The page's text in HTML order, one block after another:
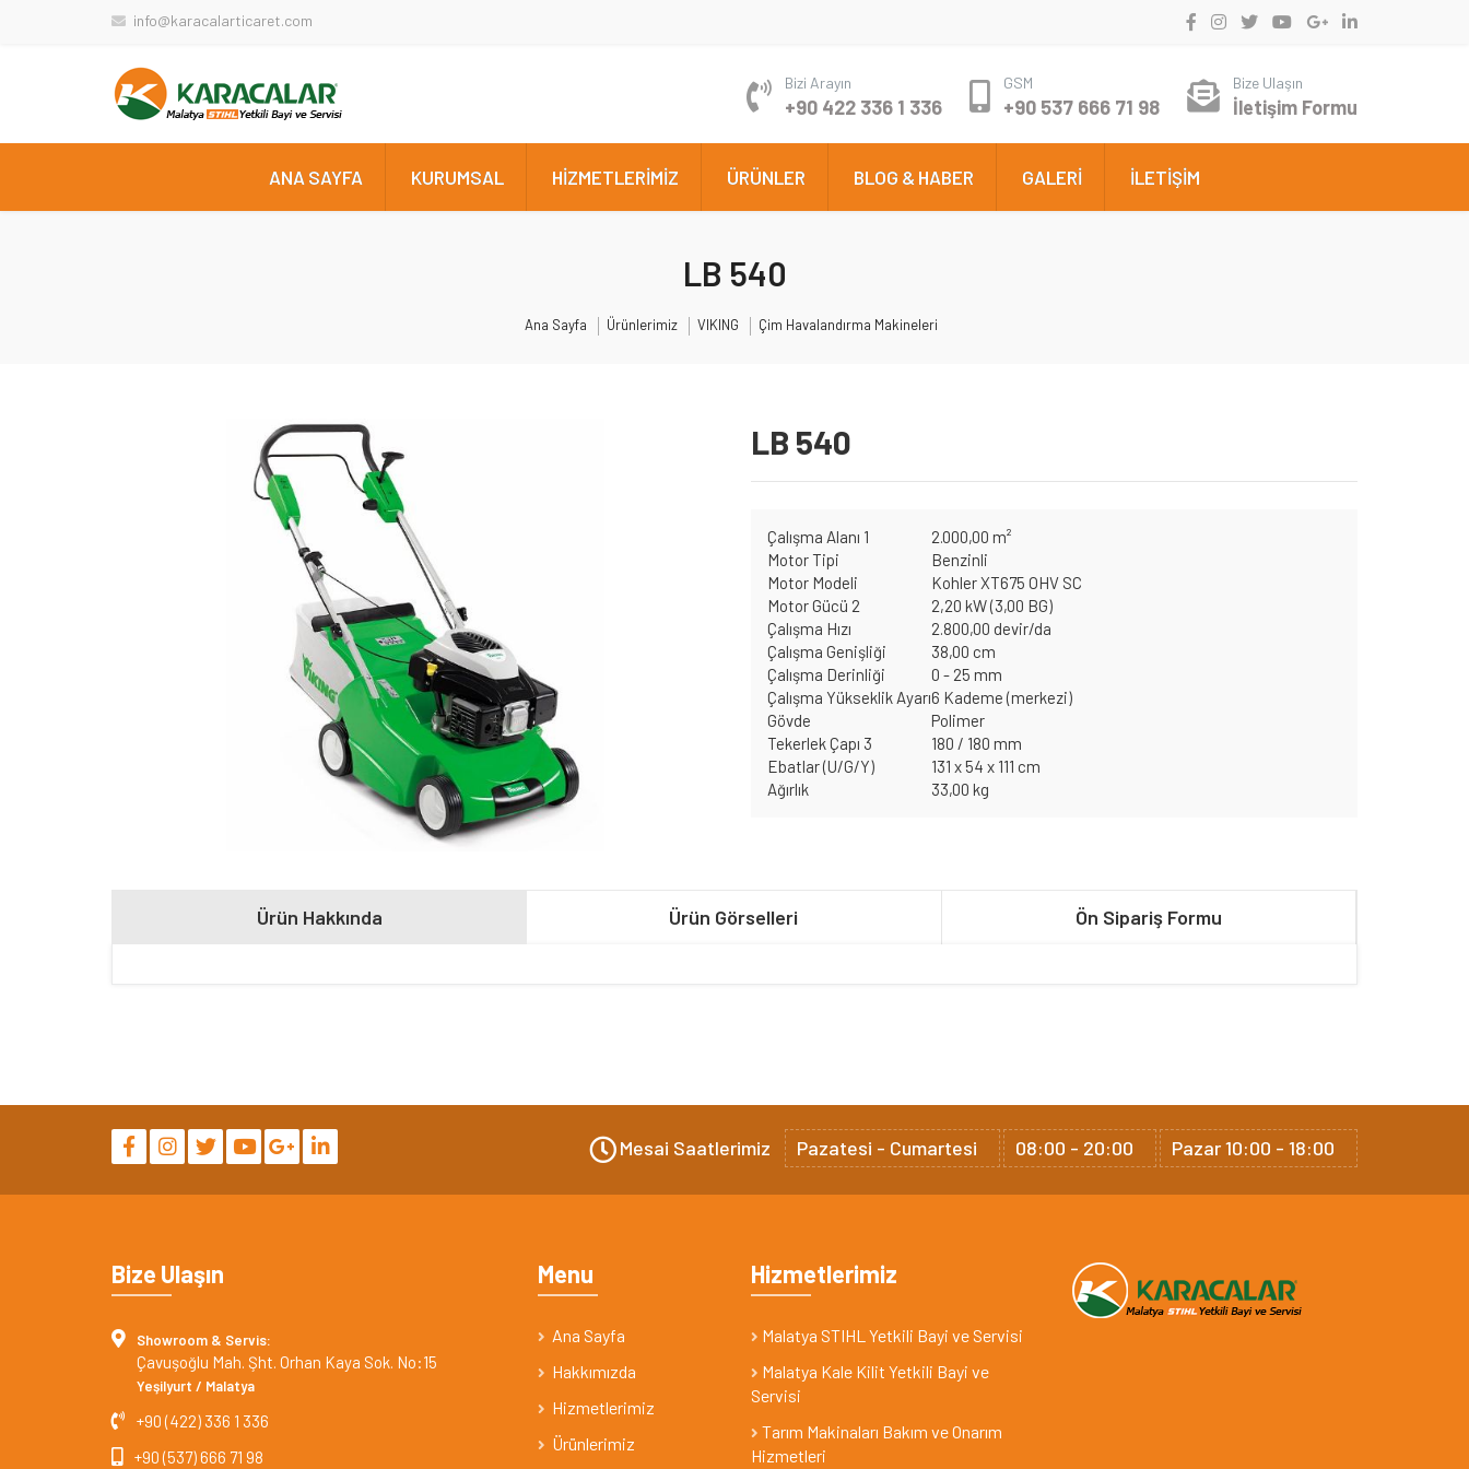
info@karacalarticaret.com
Bizi Arayın
+90 422 336 1 336
GSM
+90 537 666 71 98
Bize Ulaşın
İletişim Formu
ANA SAYFA KURUMSAL HİZMETLERİMİZ ÜRÜNLER BLOG & HABER GALERİ İLETİŞİM
LB 540
Ana Sayfa Ürünlerimiz VIKING Çim Havalandırma Makineleri
LB 540
Çalışma Alanı 1
2.000,00 m²
Motor Tipi
Benzinli
Motor Modeli
Kohler XT675 OHV SC
Motor Gücü 2
2,20 kW (3,00 BG)
Çalışma Hızı
2.800,00 devir/da
Çalışma Genişliği
38,00 cm
Çalışma Derinliği
0 - 25 mm
Çalışma Yükseklik Ayarı6 Kademe (merkezi)
Gövde
Polimer
Tekerlek Çapı 3
180 / 180 mm
Ebatlar (U/G/Y)
131 x 54 x 111 cm
Ağırlık
33,00 kg
Ürün Hakkında Ürün Görselleri Ön Sipariş Formu
Mesai Saatlerimiz Pazatesi - Cumartesi 08:00 - 20:00 Pazar 10:00 - 18:00
Bize Ulaşın
Showroom & Servis:
Çavuşoğlu Mah. Şht. Orhan Kaya Sok. No:15
Yeşilyurt / Malatya
+90 (422) 336 1 336
+90 (537) 666 71 98
Menu
Ana Sayfa
Hakkımızda
Hizmetlerimiz
Ürünlerimiz
Hizmetlerimiz
Malatya STIHL Yetkili Bayi ve Servisi
Malatya Kale Kilit Yetkili Bayi ve
Servisi
Tarım Makinaları Bakım ve Onarım
Hizmetleri